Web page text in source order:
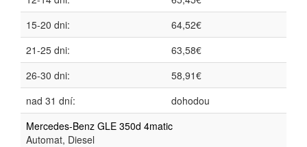
15-20 dni:
64,52€
21-25 dni:
63,58€
26-30 dni:
58,91€
nad 31 dní:
dohodou
Mercedes-Benz GLE 350d 4matic
Automat, Diesel